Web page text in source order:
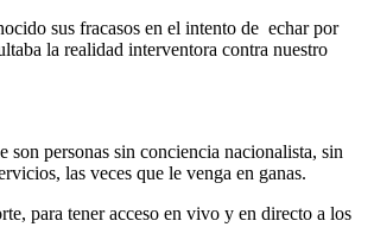
sus fracasos en el intento de echar por
la realidad interventora contra nuestro
personas sin conciencia nacionalista, sin
las veces que le venga en ganas.
para tener acceso en vivo y en directo a los